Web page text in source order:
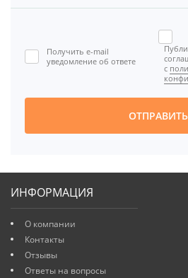



Получить e-mail
уведомление об ответе
с
ОТПРАВИТЬ
ИНФОРМАЦИЯ
О компании
Контакты
Отзывы
Ответы на вопросы